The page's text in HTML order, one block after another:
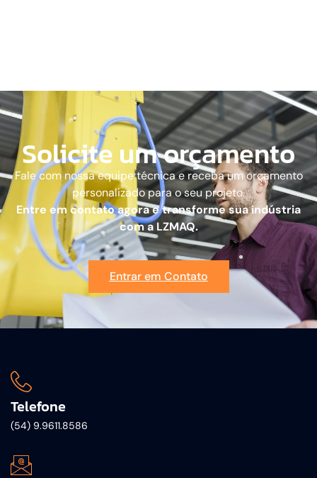
Solicite um orçamento
Fale com nossa equipe técnica e receba um orçamento
personalizado para o seu projeto.
Entre em contato agora e transforme sua indústria
com a LZMAQ.
Entrar em Contato
Telefone
(54) 9.9611.8586